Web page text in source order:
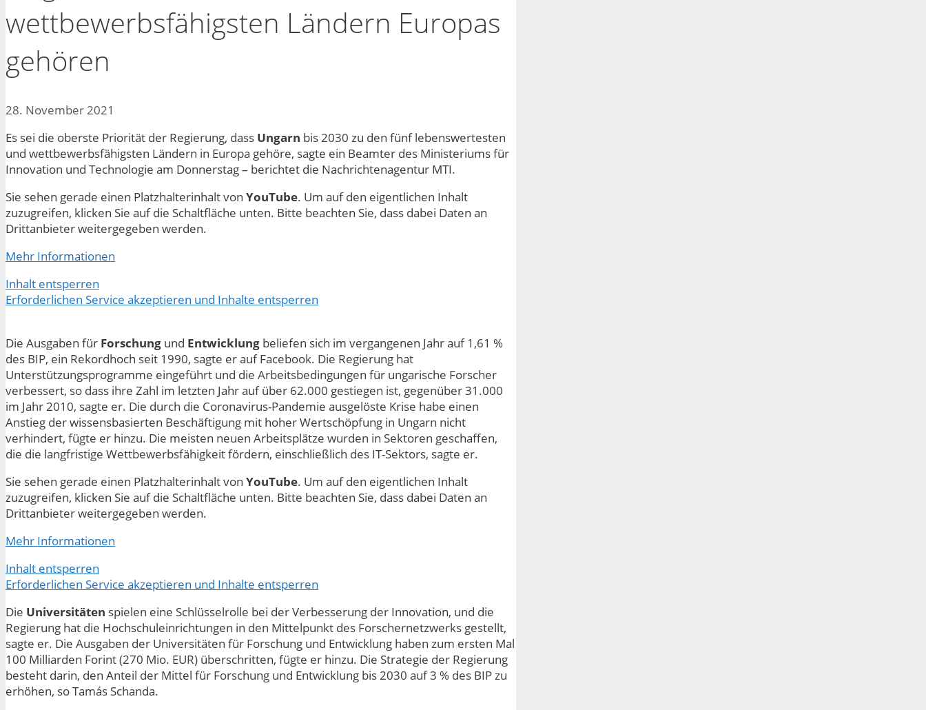
wettbewerbsfähigsten Ländern Europas
gehören
28. November 2021
Es sei die oberste Priorität der Regierung, dass Ungarn bis 2030 zu den fünf lebenswertesten
und wettbewerbsfähigsten Ländern in Europa gehöre, sagte ein Beamter des Ministeriums für
Innovation und Technologie am Donnerstag – berichtet die Nachrichtenagentur MTI.
Sie sehen gerade einen Platzhalterinhalt von YouTube. Um auf den eigentlichen Inhalt
zuzugreifen, klicken Sie auf die Schaltfläche unten. Bitte beachten Sie, dass dabei Daten an
Drittanbieter weitergegeben werden.
Mehr Informationen
Inhalt entsperren
Erforderlichen Service akzeptieren und Inhalte entsperren
Die Ausgaben für Forschung und Entwicklung beliefen sich im vergangenen Jahr auf 1,61 %
des BIP, ein Rekordhoch seit 1990, sagte er auf Facebook. Die Regierung hat
Unterstützungsprogramme eingeführt und die Arbeitsbedingungen für ungarische Forscher
verbessert, so dass ihre Zahl im letzten Jahr auf über 62.000 gestiegen ist, gegenüber 31.000
im Jahr 2010, sagte er. Die durch die Coronavirus-Pandemie ausgelöste Krise habe einen
Anstieg der wissensbasierten Beschäftigung mit hoher Wertschöpfung in Ungarn nicht
verhindert, fügte er hinzu. Die meisten neuen Arbeitsplätze wurden in Sektoren geschaffen,
die die langfristige Wettbewerbsfähigkeit fördern, einschließlich des IT-Sektors, sagte er.
Sie sehen gerade einen Platzhalterinhalt von YouTube. Um auf den eigentlichen Inhalt
zuzugreifen, klicken Sie auf die Schaltfläche unten. Bitte beachten Sie, dass dabei Daten an
Drittanbieter weitergegeben werden.
Mehr Informationen
Inhalt entsperren
Erforderlichen Service akzeptieren und Inhalte entsperren
Die Universitäten spielen eine Schlüsselrolle bei der Verbesserung der Innovation, und die
Regierung hat die Hochschuleinrichtungen in den Mittelpunkt des Forschernetzwerks gestellt,
sagte er. Die Ausgaben der Universitäten für Forschung und Entwicklung haben zum ersten Mal
100 Milliarden Forint (270 Mio. EUR) überschritten, fügte er hinzu. Die Strategie der Regierung
besteht darin, den Anteil der Mittel für Forschung und Entwicklung bis 2030 auf 3 % des BIP zu
erhöhen, so Tamás Schanda.